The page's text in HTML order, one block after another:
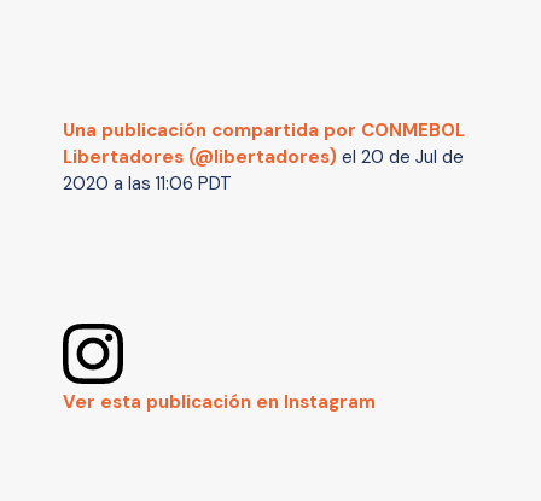
Una publicación compartida por CONMEBOL
Libertadores (@libertadores) el 20 de Jul de
2020 a las 11:06 PDT
Ver esta publicación en Instagram